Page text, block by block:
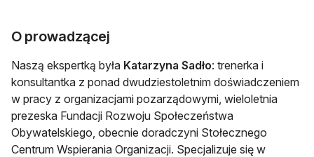
O prowadzącej
Naszą ekspertką była Katarzyna Sadło: trenerka i
konsultantka z ponad dwudziestoletnim doświadczeniem
w pracy z organizacjami pozarządowymi, wieloletnia
prezeska Fundacji Rozwoju Społeczeństwa
Obywatelskiego, obecnie doradczyni Stołecznego
Centrum Wspierania Organizacji. Specjalizuje się w